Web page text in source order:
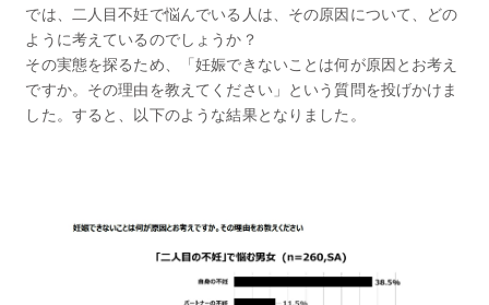
では、二人目不妊で悩んでいる人は、その原因について、どの
ように考えているのでしょうか？
その実態を探るため、「妊娠できないことは何が原因とお考え
ですか。その理由を教えてください」という質問を投げかけま
した。すると、以下のような結果となりました。